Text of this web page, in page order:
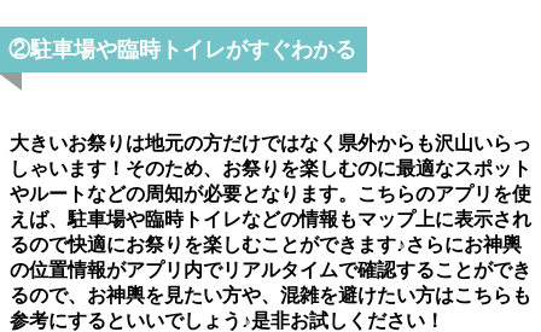
②駐車場や臨時トイレがすぐわかる
大きいお祭りは地元の方だけではなく県外からも沢山いらっ
しゃいます！そのため、お祭りを楽しむのに最適なスポット
やルートなどの周知が必要となります。こちらのアプリを使
えば、駐車場や臨時トイレなどの情報もマップ上に表示され
るので快適にお祭りを楽しむことができます♪さらにお神輿
の位置情報がアプリ内でリアルタイムで確認することができ
るので、お神輿を見たい方や、混雑を避けたい方はこちらも
参考にするといいでしょう♪是非お試しください！